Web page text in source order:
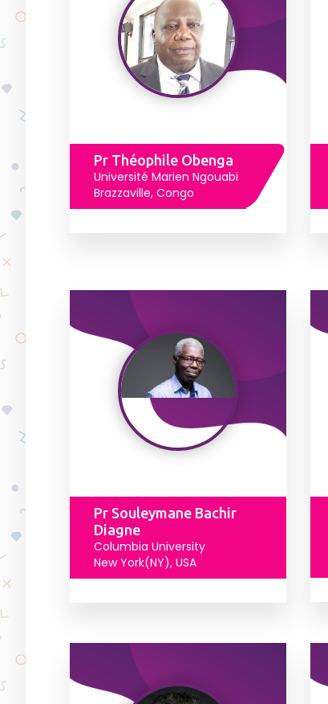
Pr Théophile Obenga
Université Marien Ngouabi
Brazzaville, Congo
Pr Souleymane Bachir
Diagne
Columbia University
New York(NY), USA